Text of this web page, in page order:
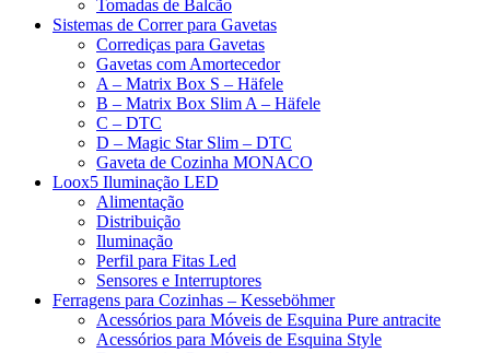
Tomadas de Balcão
Sistemas de Correr para Gavetas
Corrediças para Gavetas
Gavetas com Amortecedor
A – Matrix Box S – Häfele
B – Matrix Box Slim A – Häfele
C – DTC
D – Magic Star Slim – DTC
Gaveta de Cozinha MONACO
Loox5 Iluminação LED
Alimentação
Distribuição
Iluminação
Perfil para Fitas Led
Sensores e Interruptores
Ferragens para Cozinhas – Kesseböhmer
Acessórios para Móveis de Esquina Pure antracite
Acessórios para Móveis de Esquina Style